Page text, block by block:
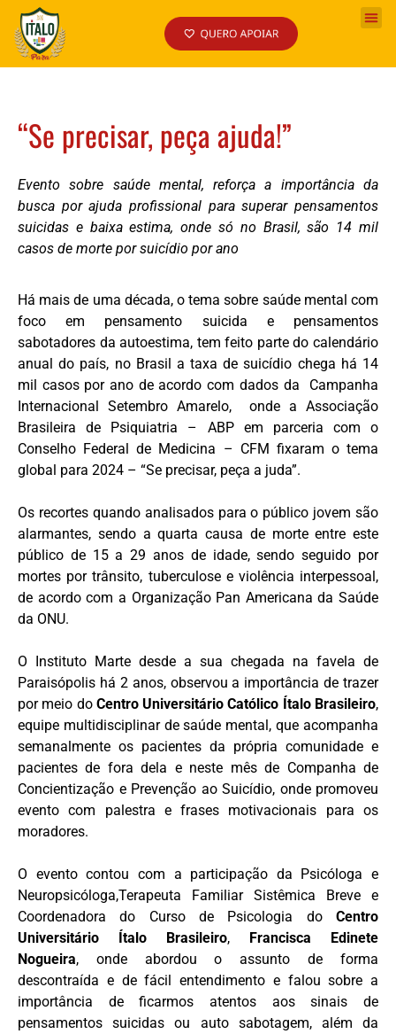
“Se precisar, peça ajuda!”
Evento sobre saúde mental, reforça a importância da
busca por ajuda profissional para superar pensamentos
suicidas e baixa estima, onde só no Brasil, são 14 mil
casos de morte por suicídio por ano
Há mais de uma década, o tema sobre saúde mental com
foco em pensamento suicida e pensamentos
sabotadores da autoestima, tem feito parte do calendário
anual do país, no Brasil a taxa de suicídio chega há 14
mil casos por ano de acordo com dados da Campanha
Internacional Setembro Amarelo, onde a Associação
Brasileira de Psiquiatria – ABP em parceria com o
Conselho Federal de Medicina – CFM fixaram o tema
global para 2024 – “Se precisar, peça a juda”.
Os recortes quando analisados para o público jovem são
alarmantes, sendo a quarta causa de morte entre este
público de 15 a 29 anos de idade, sendo seguido por
mortes por trânsito, tuberculose e violência interpessoal,
de acordo com a Organização Pan Americana da Saúde
da ONU.
O Instituto Marte desde a sua chegada na favela de
Paraisópolis há 2 anos, observou a importância de trazer
por meio do Centro Universitário Católico Ítalo Brasileiro,
equipe multidisciplinar de saúde mental, que acompanha
semanalmente os pacientes da própria comunidade e
pacientes de fora dela e neste mês de Companha de
Concientização e Prevenção ao Suicídio, onde promoveu
evento com palestra e frases motivacionais para os
moradores.
O evento contou com a participação da Psicóloga e
Neuropsicóloga,Terapeuta Familiar Sistêmica Breve e
Coordenadora do Curso de Psicologia do Centro
Universitário Ítalo Brasileiro, Francisca Edinete
Nogueira, onde abordou o assunto de forma
descontraída e de fácil entendimento e falou sobre a
importância de ficarmos atentos aos sinais de
pensamentos suicidas ou auto sabotagem, além da